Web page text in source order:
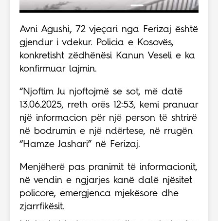
Avni Agushi, 72 vjeçari nga Ferizaj është
gjendur i vdekur. Policia e Kosovës,
konkretisht zëdhënësi Kanun Veseli e ka
konfirmuar lajmin.
“Njoftim Ju njoftojmë se sot, më datë
13.06.2025, rreth orës 12:53, kemi pranuar
një informacion për një person të shtrirë
në bodrumin e një ndërtese, në rrugën
“Hamze Jashari” në Ferizaj.
Menjëherë pas pranimit të informacionit,
në vendin e ngjarjes kanë dalë njësitet
policore, emergjenca mjekësore dhe
zjarrfikësit.